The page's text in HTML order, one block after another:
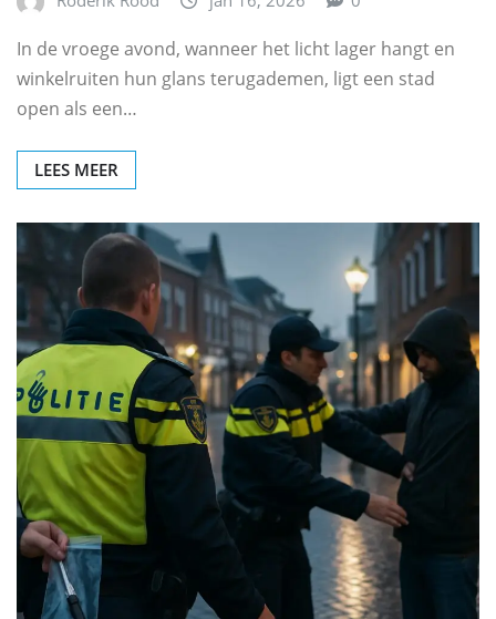
In de vroege avond, wanneer het licht lager hangt en
winkelruiten hun glans terugademen, ligt een stad
open als een…
LEES MEER